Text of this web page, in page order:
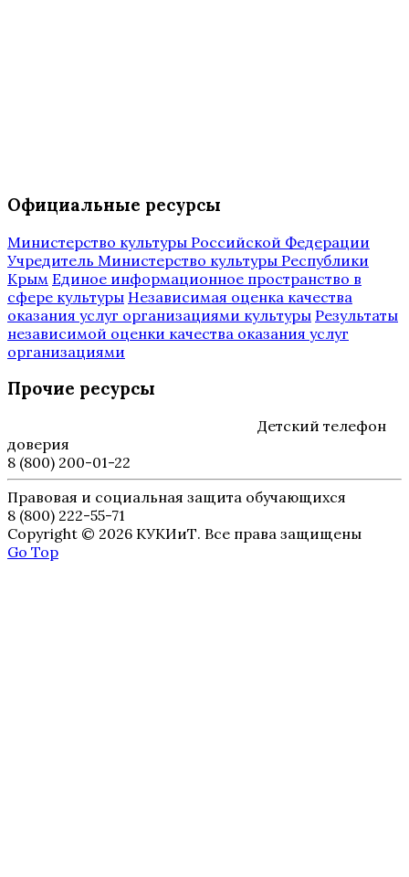
Официальные ресурсы
Министерство культуры Российской Федерации
Учредитель Министерство культуры Республики
Крым Единое информационное пространство в
сфере культуры Независимая оценка качества
оказания услуг организациями культуры Результаты
независимой оценки качества оказания услуг
организациями
Прочие ресурсы
Детский телефон
доверия
8 (800) 200-01-22
Правовая и социальная защита обучающихся
8 (800) 222-55-71
Copyright © 2026 КУКИиТ. Все права защищены
Go Top